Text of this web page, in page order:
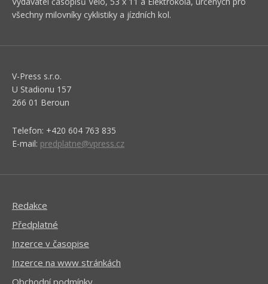
všechny milovníky cyklistiky a jízdních kol.
V-Press s.r.o.
U Stadionu 157
266 01 Beroun
Telefon: +420 604 763 835
E-mail: predplatne@vpress.cz
Redakce
Předplatné
Inzerce v časopise
Inzerce na www stránkách